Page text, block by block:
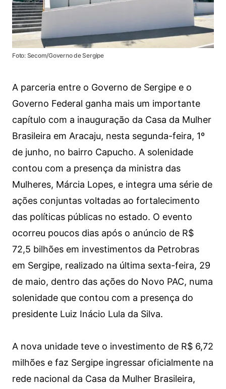
Foto: Secom/Governo de Sergipe
A parceria entre o Governo de Sergipe e o
Governo Federal ganha mais um importante
capítulo com a inauguração da Casa da Mulher
Brasileira em Aracaju, nesta segunda-feira, 1º
de junho, no bairro Capucho. A solenidade
contou com a presença da ministra das
Mulheres, Márcia Lopes, e integra uma série de
ações conjuntas voltadas ao fortalecimento
das políticas públicas no estado. O evento
ocorreu poucos dias após o anúncio de R$
72,5 bilhões em investimentos da Petrobras
em Sergipe, realizado na última sexta-feira, 29
de maio, dentro das ações do Novo PAC, numa
solenidade que contou com a presença do
presidente Luiz Inácio Lula da Silva.
A nova unidade teve o investimento de R$ 6,72
milhões e faz Sergipe ingressar oficialmente na
rede nacional da Casa da Mulher Brasileira,